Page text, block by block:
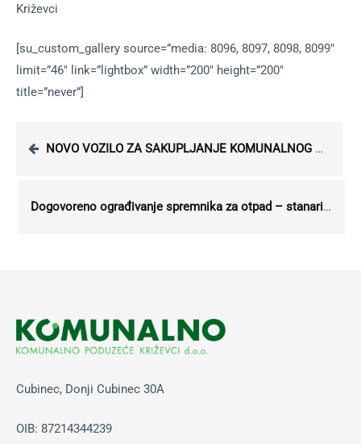
Križevci
[su_custom_gallery source=”media: 8096, 8097, 8098, 8099″
limit=”46″ link=”lightbox” width=”200″ height=”200″
title=”never”]
NOVO VOZILO ZA SAKUPLJANJE KOMUNALNOG OTPADA
Dogovoreno ograđivanje spremnika za otpad – stanari dobivaju ključeve za “kaveze”
Cubinec, Donji Cubinec 30A
OIB: 87214344239